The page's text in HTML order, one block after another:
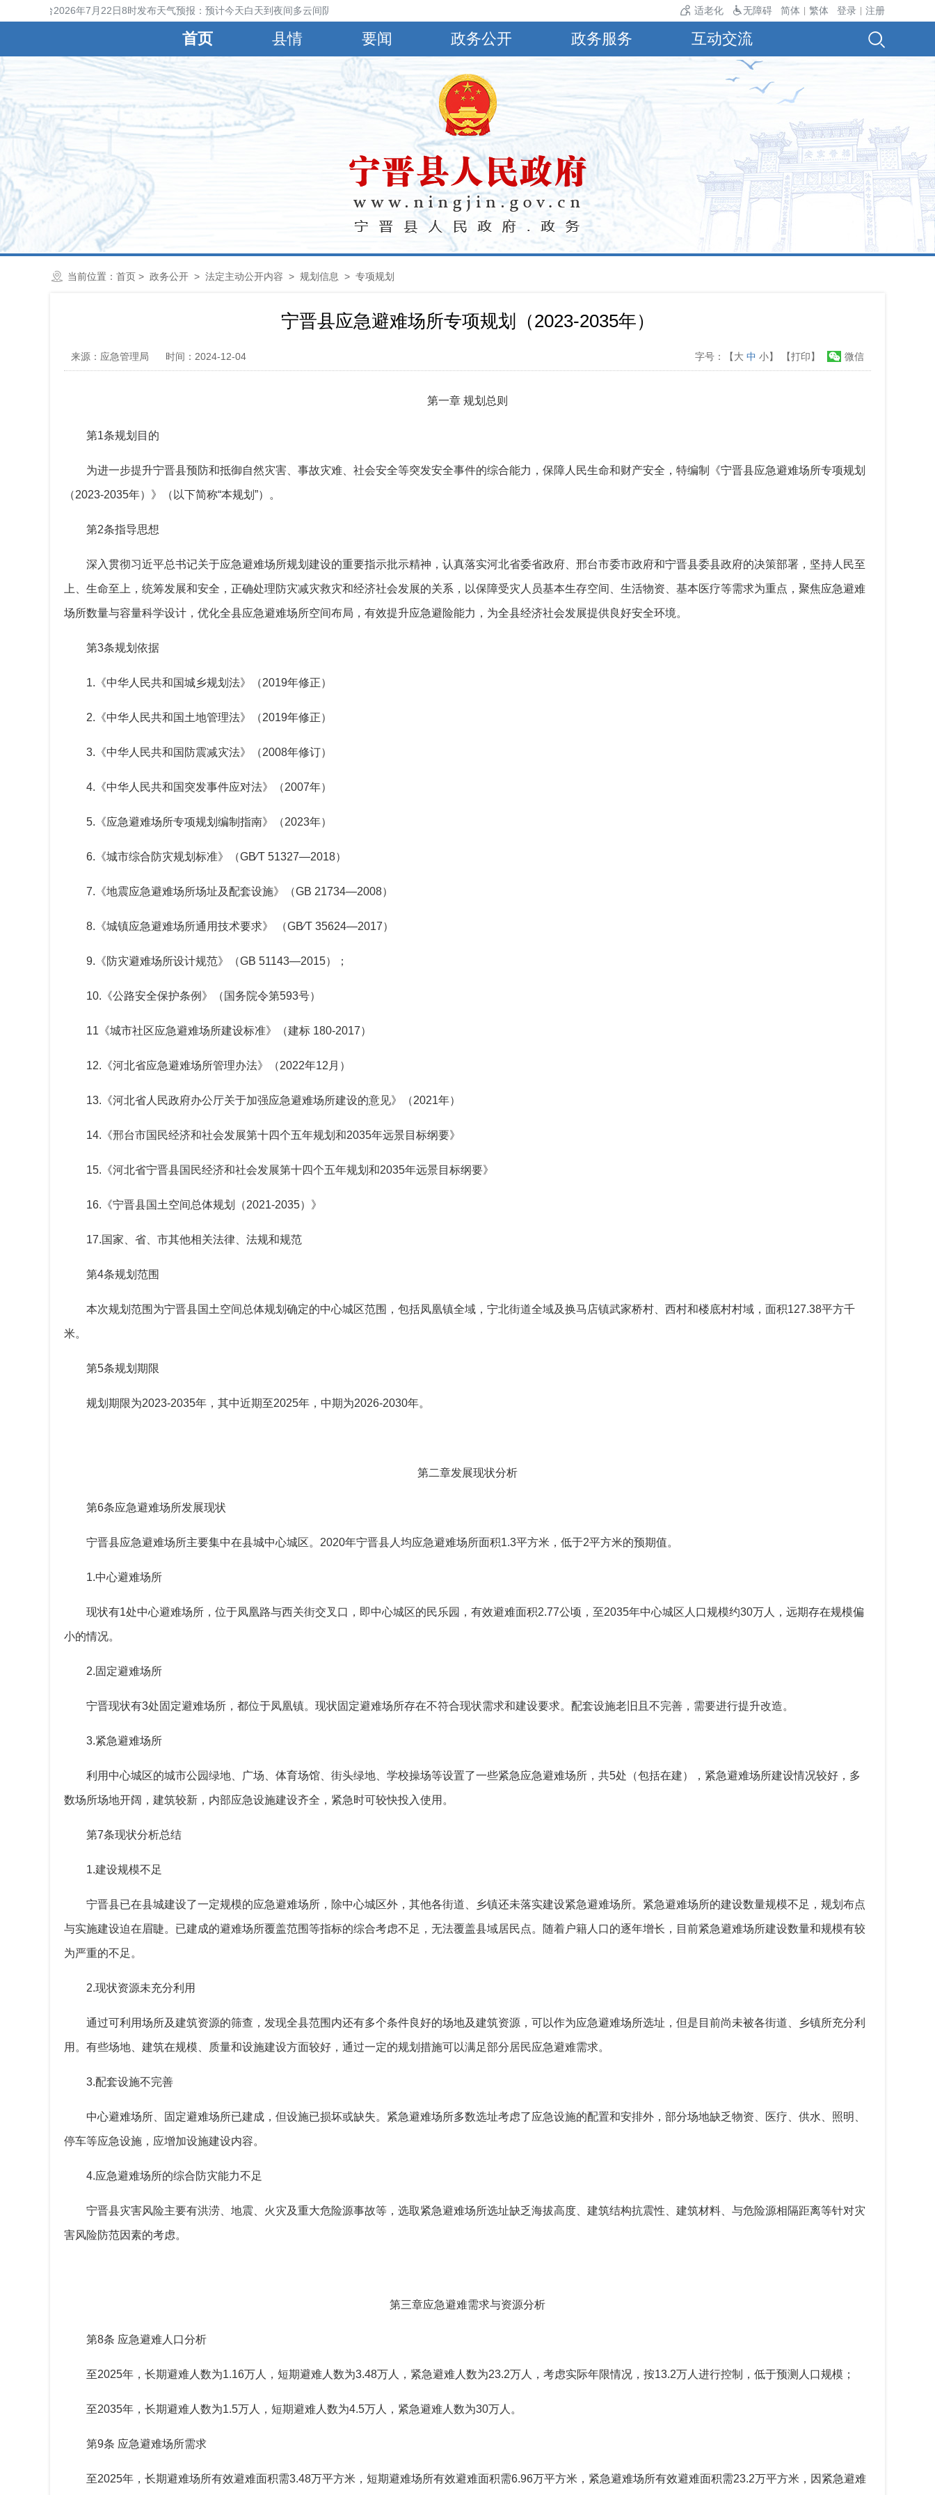
县气象台2026年7月22日8时发布天气预报：预计今天白天到夜间多云间阴，有小到中雨，偏南风4～5级，阵风6～8级，最高气温30℃，最低气温24℃。 适老化 无障碍 简体 繁体 登录 注册
首页 县情 要闻 政务公开 政务服务 互动交流
当前位置： 首页 > 政务公开 > 法定主动公开内容 > 规划信息 > 专项规划
宁晋县应急避难场所专项规划（2023-2035年）
来源：应急管理局 时间：2024-12-04 微信
字号：【大 中 小】 【打印】
第一章 规划总则
第1条规划目的
为进一步提升宁晋县预防和抵御自然灾害、事故灾难、社会安全等突发安全事件的综合能力，保障人民生命和财产安全，特编制《宁晋县应急避难场所专项规划
（2023-2035年）》（以下简称“本规划”）。
第2条指导思想
深入贯彻习近平总书记关于应急避难场所规划建设的重要指示批示精神，认真落实河北省委省政府、邢台市委市政府和宁晋县委县政府的决策部署，坚持人民至
上、生命至上，统筹发展和安全，正确处理防灾减灾救灾和经济社会发展的关系，以保障受灾人员基本生存空间、生活物资、基本医疗等需求为重点，聚焦应急避难
场所数量与容量科学设计，优化全县应急避难场所空间布局，有效提升应急避险能力，为全县经济社会发展提供良好安全环境。
第3条规划依据
1. 《中华人民共和国城乡规划法》（2019年修正）
2. 《中华人民共和国土地管理法》（2019年修正）
3. 《中华人民共和国防震减灾法》（2008年修订）
4. 《中华人民共和国突发事件应对法》（2007年）
5. 《应急避难场所专项规划编制指南》（2023年）
6. 《城市综合防灾规划标准》（GB⁄T 51327—2018）
7. 《地震应急避难场所场址及配套设施》（GB 21734—2008）
8. 《城镇应急避难场所通用技术要求》 （GB⁄T 35624—2017）
9. 《防灾避难场所设计规范》（GB 51143—2015）；
10. 《公路安全保护条例》（国务院令第593号）
11 《城市社区应急避难场所建设标准》（建标 180-2017）
12. 《河北省应急避难场所管理办法》（2022年12 月）
13. 《河北省人民政府办公厅关于加强应急避难场所建设的意见》（2021年）
14. 《邢台市国民经济和社会发展第十四个五年规划和2035年远景目标纲要》
15. 《河北省宁晋县国民经济和社会发展第十四个五年规划和2035年远景目标纲要》
16. 《宁晋县国土空间总体规划（2021-2035）》
17.国家、省、市其他相关法律、法规和规范
第4条规划范围
本次规划范围为宁晋县国土空间总体规划确定的中心城区范围，包括凤凰镇全域，宁北街道全域及换马店镇武家桥村、西村和楼底村村域，面积127.38平方千
米。
第5条规划期限
规划期限为2023-2035年，其中近期至2025年，中期为2026-2030年。
第二章发展现状分析
第6条应急避难场所发展现状
宁晋县应急避难场所主要集中在县城中心城区。 2020年宁晋县人均应急避难场所面积1.3平方米，低于2平方米的预期值。
1.中心避难场所
现状有1处中心避难场所，位于凤凰路与西关街交叉口，即中心城区的民乐园，有效避难面积2.77公顷，至2035年中心城区人口规模约30万人，远期存在规模偏
小的情况。
2.固定避难场所
宁晋现状有3处固定避难场所，都位于凤凰镇。现状固定避难场所存在不符合现状需求和建设要求。配套设施老旧且不完善，需要进行提升改造。
3.紧急避难场所
利用中心城区的城市公园绿地、广场、体育场馆、街头绿地、学校操场等设置了一些紧急应急避难场所，共5处（包括在建），紧急避难场所建设情况较好，多
数场所场地开阔，建筑较新，内部应急设施建设齐全，紧急时可较快投入使用。
第7条现状分析总结
1.建设规模不足
宁晋县已在县城建设了一定规模的应急避难场所，除中心城区外，其他各街道、乡镇还未落实建设紧急避难场所。紧急避难场所的建设数量规模不足，规划布点
与实施建设迫在眉睫。已建成的避难场所覆盖范围等指标的综合考虑不足，无法覆盖县域居民点。随着户籍人口的逐年增长，目前紧急避难场所建设数量和规模有较
为严重的不足。
2.现状资源未充分利用
通过可利用场所及建筑资源的筛查，发现全县范围内还有多个条件良好的场地及建筑资源，可以作为应急避难场所选址，但是目前尚未被各街道、乡镇所充分利
用。有些场地、建筑在规模、质量和设施建设方面较好，通过一定的规划措施可以满足部分居民应急避难需求。
3.配套设施不完善
中心避难场所、固定避难场所已建成，但设施已损坏或缺失。紧急避难场所多数选址考虑了应急设施的配置和安排外，部分场地缺乏物资、医疗、供水、照明、
停车等应急设施，应增加设施建设内容。
4.应急避难场所的综合防灾能力不足
宁晋县灾害风险主要有洪涝、地震、火灾及重大危险源事故等，选取紧急避难场所选址缺乏海拔高度、建筑结构抗震性、建筑材料、与危险源相隔距离等针对灾
害风险防范因素的考虑。
第三章应急避难需求与资源分析
第8条 应急避难人口分析
至2025年，长期避难人数为1.16万人，短期避难人数为3.48万人，紧急避难人数为23.2万人，考虑实际年限情况，按13.2万人进行控制，低于预测人口规模；
至2035年，长期避难人数为1.5万人，短期避难人数为4.5万人，紧急避难人数为30万人。
第9条 应急避难场所需求
至2025年，长期避难场所有效避难面积需3.48万平方米，短期避难场所有效避难面积需6.96万平方米，紧急避难场所有效避难面积需23.2万平方米，因紧急避难